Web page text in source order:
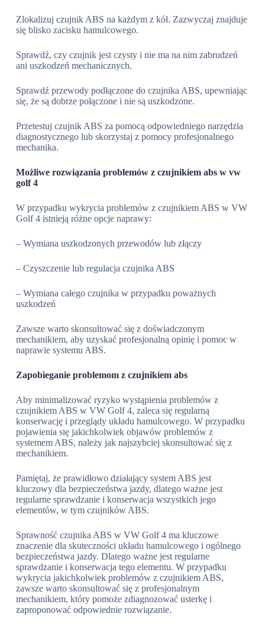
Zlokalizuj czujnik ABS na każdym z kół. Zazwyczaj znajduje
się blisko zacisku hamulcowego.
Sprawdź, czy czujnik jest czysty i nie ma na nim zabrudzeń
ani uszkodzeń mechanicznych.
Sprawdź przewody podłączone do czujnika ABS, upewniając
się, że są dobrze połączone i nie są uszkodzone.
Przetestuj czujnik ABS za pomocą odpowiedniego narzędzia
diagnostycznego lub skorzystaj z pomocy profesjonalnego
mechanika.
Możliwe rozwiązania problemów z czujnikiem abs w vw
golf 4
W przypadku wykrycia problemów z czujnikiem ABS w VW
Golf 4 istnieją różne opcje naprawy:
– Wymiana uszkodzonych przewodów lub złączy
– Czyszczenie lub regulacja czujnika ABS
– Wymiana całego czujnika w przypadku poważnych
uszkodzeń
Zawsze warto skonsultować się z doświadczonym
mechanikiem, aby uzyskać profesjonalną opinię i pomoc w
naprawie systemu ABS.
Zapobieganie problemom z czujnikiem abs
Aby minimalizować ryzyko wystąpienia problemów z
czujnikiem ABS w VW Golf 4, zaleca się regularną
konserwację i przeglądy układu hamulcowego. W przypadku
pojawienia się jakichkolwiek objawów problemów z
systemem ABS, należy jak najszybciej skonsultować się z
mechanikiem.
Pamiętaj, że prawidłowo działający system ABS jest
kluczowy dla bezpieczeństwa jazdy, dlatego ważne jest
regularne sprawdzanie i konserwacja wszystkich jego
elementów, w tym czujników ABS.
Sprawność czujnika ABS w VW Golf 4 ma kluczowe
znaczenie dla skuteczności układu hamulcowego i ogólnego
bezpieczeństwa jazdy. Dlatego ważne jest regularne
sprawdzanie i konserwacja tego elementu. W przypadku
wykrycia jakichkolwiek problemów z czujnikiem ABS,
zawsze warto skonsultować się z profesjonalnym
mechanikiem, który pomoże zdiagnozować usterkę i
zaproponować odpowiednie rozwiązanie.